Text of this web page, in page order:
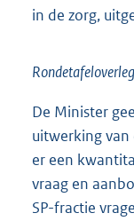
in de zorg,
Rondetafeloverleg
De Minister
uitwerking
er een
vraag en
SP-fractie